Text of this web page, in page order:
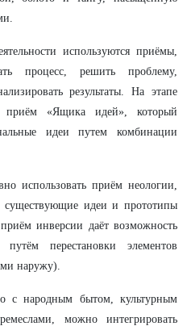
используются приёмы,
процесс, решить проблему,
результаты. На этапе
приём «Ящика идей», который
идеи путем комбинации
использовать приём неологии,
существующие идеи и прототипы
инверсии даёт возможность
перестановки элементов
наружу).
с народным бытом, культурным
можно интегрировать